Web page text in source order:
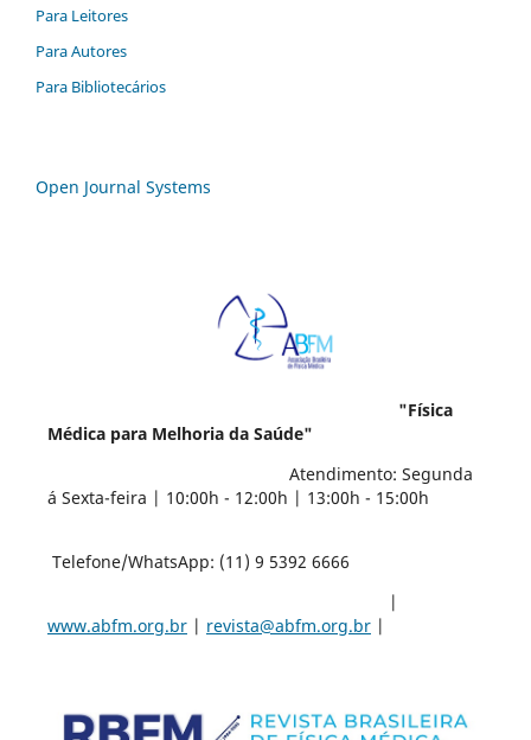
Para Leitores
Para Autores
Para Bibliotecários
Open Journal Systems
"Física
Médica para Melhoria da Saúde"
Atendimento: Segunda
á Sexta-feira | 10:00h - 12:00h | 13:00h - 15:00h
Telefone/WhatsApp: (11) 9 5392 6666
|
www.abfm.org.br| revista@abfm.org.br|